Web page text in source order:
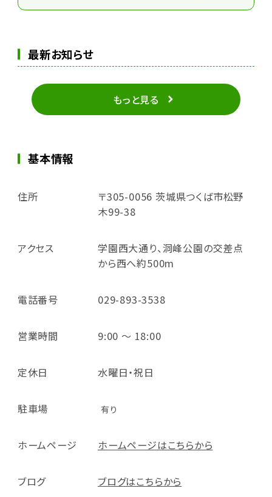
最新お知らせ
もっと見る
基本情報
住所
〒305-0056 茨城県つくば市松野
木99-38
アクセス
学園西大通り、洞峰公園の交差点
から西へ約500m
電話番号 029-893-3538
営業時間 9:00 ～ 18:00
定休日 水曜日・祝日
駐車場 有り
ホームページ ホームページはこちらから
ブログ ブログはこちらから